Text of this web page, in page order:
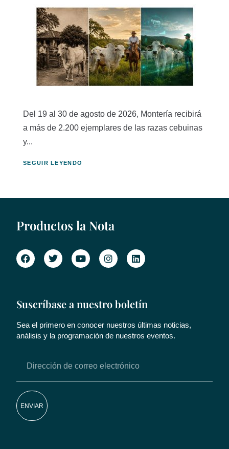
Del 19 al 30 de agosto de 2026, Montería recibirá
a más de 2.200 ejemplares de las razas cebuinas
y...
SEGUIR LEYENDO
Productos la Nota
Suscríbase a nuestro boletín
Sea el primero en conocer nuestros últimas noticias,
análisis y la programación de nuestros eventos.
ENVIAR